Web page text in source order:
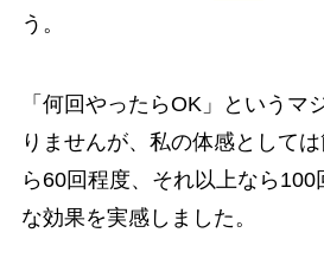
う。
「何回やったらOK」というマ
りませんが、私の体感として
ら60回程度、それ以上なら
な効果を実感しました。